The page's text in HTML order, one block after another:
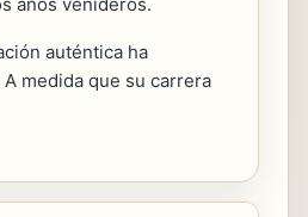
auténtica ha
medida que su carrera